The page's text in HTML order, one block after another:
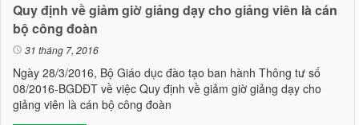
Quy định về giảm giờ giảng dạy cho giảng viên là cán
bộ công đoàn
31 tháng 7, 2016
Ngày 28/3/2016, Bộ Giáo dục đào tạo ban hành Thông tư số
08/2016-BGDĐT về việc Quy định về giảm giờ giảng dạy cho
giảng viên là cán bộ công đoàn